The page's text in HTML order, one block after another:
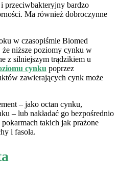
przeciwbakteryjny bardzo
Ma również dobroczynne
w czasopiśmie Biomed
że niższe poziomy cynku w
z silniejszym trądzikiem u
cynku poprzez
zawierających cynk może
– jako octan cynku,
– lub nakładać go bezpośrednio
takich jak prażone
i fasola.